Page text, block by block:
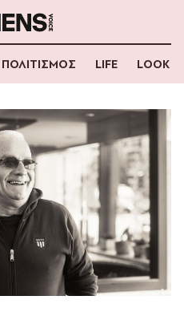
ΠΟΛΙΤΙΣΜΟΣ LIFE LOOK